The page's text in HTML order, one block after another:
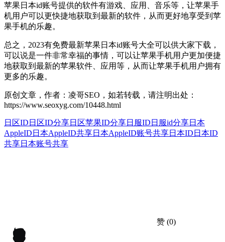
苹果日本id账号提供的软件有游戏、应用、音乐等，让苹果手
机用户可以更快捷地获取到最新的软件，从而更好地享受到苹
果手机的乐趣。
总之，2023有免费最新苹果日本id账号大全可以供大家下载，
可以说是一件非常幸福的事情，可以让苹果手机用户更加便捷
地获取到最新的苹果软件、应用等，从而让苹果手机用户拥有
更多的乐趣。
原创文章，作者：凌哥SEO，如若转载，请注明出处：
https://www.seoxyg.com/10448.html
日区ID 日区ID分享日区苹果ID分享日服ID 日服id分享日本
AppleID 日本AppleID共享日本AppleID账号共享日本ID 日本ID
共享日本账号共享
赞 (0)